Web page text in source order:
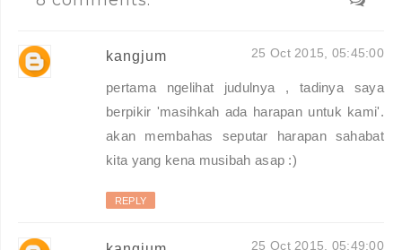
kangjum 25 Oct 2015, 05:45:00
pertama ngelihat judulnya , tadinya saya
berpikir 'masihkah ada harapan untuk kami'.
akan membahas seputar harapan sahabat
kita yang kena musibah asap :)
REPLY
25 Oct 2015, 05:49:00